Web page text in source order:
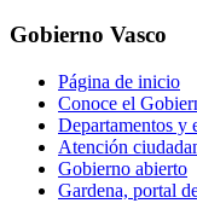
Gobierno Vasco
Página de inicio
Conoce el
Departamentos y
Atención
Gobierno abierto
Gardena, portal